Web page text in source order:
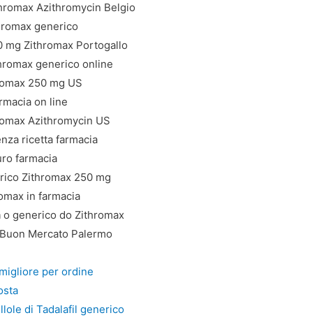
Azithromycin Belgio
generico
mg Zithromax Portogallo
generico online
250 mg US
on line
Azithromycin US
ricetta farmacia
farmacia
Zithromax 250 mg
in farmacia
o generico do Zithromax
Mercato Palermo
per ordine
di Tadalafil generico